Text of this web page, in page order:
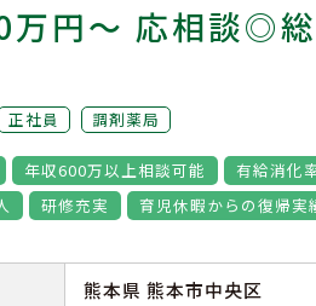
万円～ 応相談◎
正社員 調剤薬局
年収600万以上相談可能 有給消化
研修充実 育児休暇からの復帰実
熊本県 熊本市中央区